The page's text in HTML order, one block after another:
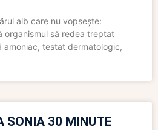
alb care nu vopsește:
organismul să redea treptat
amoniac, testat dermatologic,
SONIA 30 MINUTE